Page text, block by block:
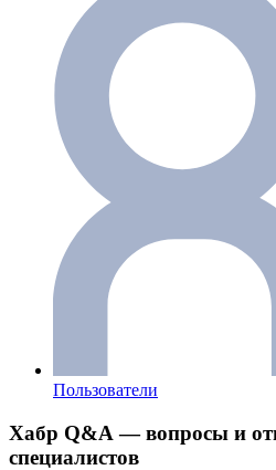
Пользователи
Хабр Q&A — вопросы и
специалистов